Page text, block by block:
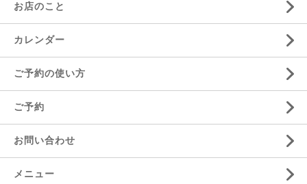
お店のこと
カレンダー
ご予約の使い方
ご予約
お問い合わせ
メニュー